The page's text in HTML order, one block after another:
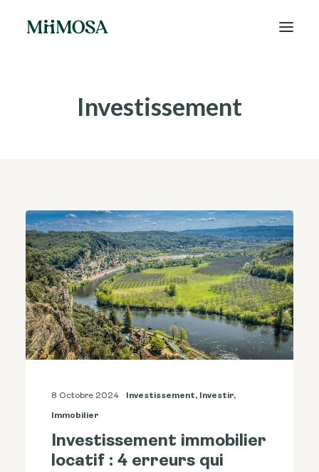
Recherche
Investissement
8 Octobre 2024 Investissement, Investir,
Immobilier
Investissement immobilier
locatif : 4 erreurs qui